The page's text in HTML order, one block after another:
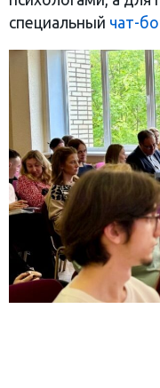
специальный чат-